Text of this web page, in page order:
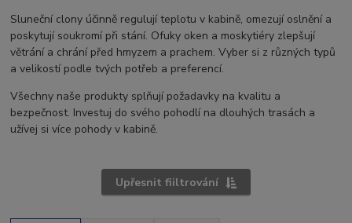
Sluneční clony účinně regulují teplotu v kabině, omezují oslnění a
poskytují soukromí při stání. Ofuky oken a moskytiéry zlepšují
větrání a chrání před hmyzem a prachem. Vyber si z různých typů
a velikostí podle tvých potřeb a preferencí.
Všechny naše produkty splňují požadavky na kvalitu a
bezpečnost. Investuj do svého pohodlí na dlouhých trasách a
užívej si více pohody v kabině.
Upřesnit fiiltrování